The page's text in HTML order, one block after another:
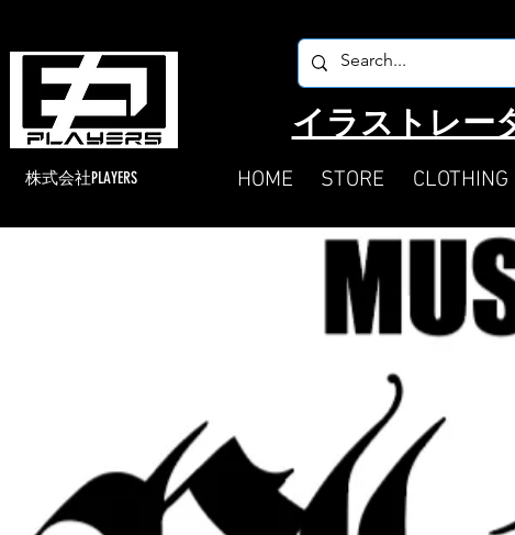
​株式会社PLAYERS
イラストレー
HOME STORE CLOTHING